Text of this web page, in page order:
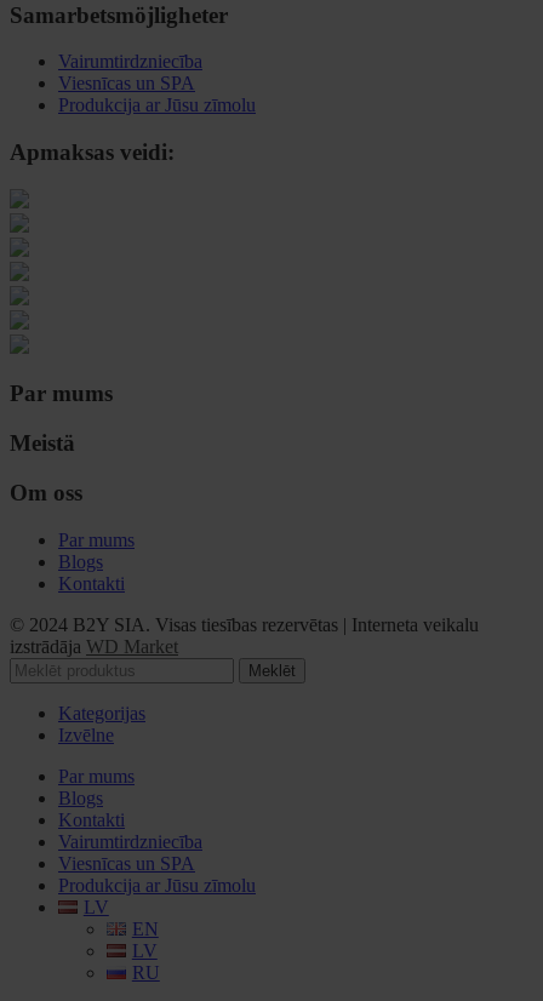
Samarbetsmöjligheter
Vairumtirdzniecība
Viesnīcas un SPA
Produkcija ar Jūsu zīmolu
Apmaksas veidi:
Par mums
Meistä
Om oss
Par mums
Blogs
Kontakti
© 2024 B2Y SIA. Visas tiesības rezervētas | Interneta veikalu
izstrādāja WD Market
Meklēt
Kategorijas
Izvēlne
Par mums
Blogs
Kontakti
Vairumtirdzniecība
Viesnīcas un SPA
Produkcija ar Jūsu zīmolu
LV
EN
LV
RU